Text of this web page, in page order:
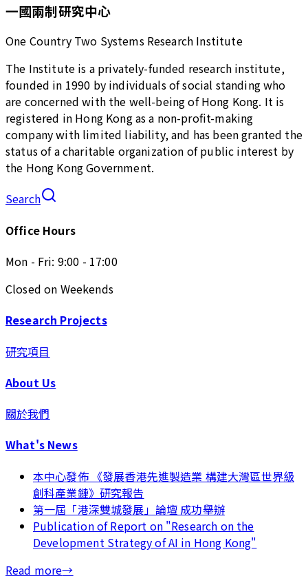
一國兩制研究中心
One Country Two Systems Research Institute
The Institute is a privately-funded research institute,
founded in 1990 by individuals of social standing who
are concerned with the well-being of Hong Kong. It is
registered in Hong Kong as a non-profit-making
company with limited liability, and has been granted the
status of a charitable organization of public interest by
the Hong Kong Government.
Search
Office Hours
Mon - Fri: 9:00 - 17:00
Closed on Weekends
Research Projects
研究項目
About Us
關於我們
What's News
本中心發佈 《發展香港先進製造業 構建大灣區世界級
創科產業鏈》研究報告
第一屆「港深雙城發展」論壇 成功舉辦
Publication of Report on "Research on the
Development Strategy of AI in Hong Kong"
Read more→